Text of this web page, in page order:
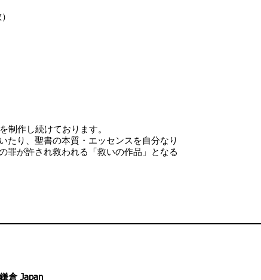
制作し続けております。
たり、聖書の本質・エッセンスを自分なり
罪が許され救われる「救いの作品」となる
倉 Japan